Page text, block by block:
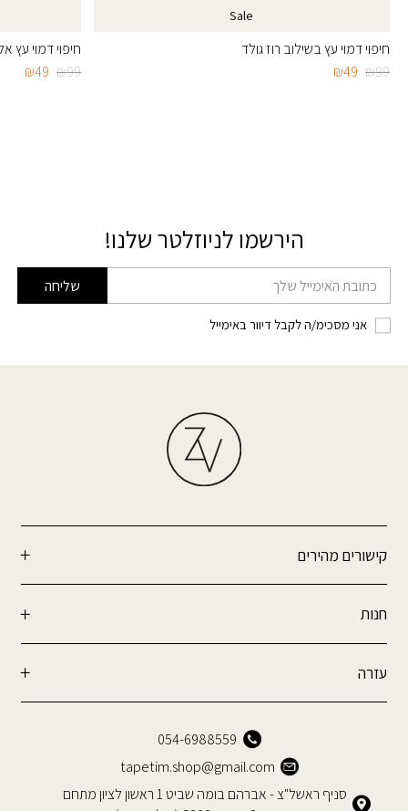
Sale
חיפוי דמוי עץ בשילוב רוז גולד
₪99
המחיר
₪49 המחיר
חיפוי דמוי עץ
₪99
המחיר
₪49
הירשמו לניוזלטר שלנו!
דוא׳׳ל שליחה
אני מסכימ/ה לקבל דיוור באימייל
קישורים מהירים
חנות
עזרה
054-6988559
tapetim.shop@gmail.com
סניף ראשל"צ - אברהם בומה שביט 1 ראשון לציון מתחם